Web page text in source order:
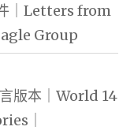
｜Letters from
Group
版本｜World 14
｜